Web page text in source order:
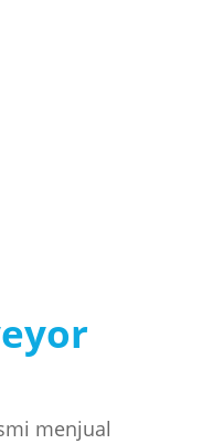
menjual